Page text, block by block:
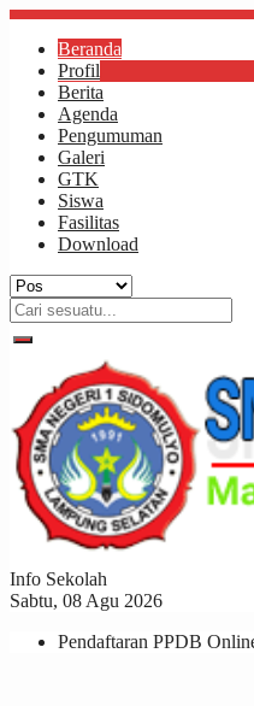
Beranda
Profil
Berita
Agenda
Pengumuman
Galeri
GTK
Siswa
Fasilitas
Download
Info Sekolah
Sabtu, 08 Agu 2026
Pendaftaran PPDB